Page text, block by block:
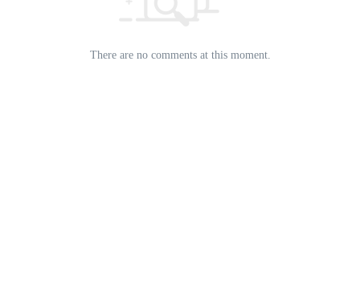
There are no comments at this moment.